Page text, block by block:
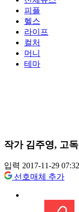
피플
헬스
라이프
컬처
머니
테마
작가 김주영, 고
입력 2017-11-29 07:32
선호매체 추가